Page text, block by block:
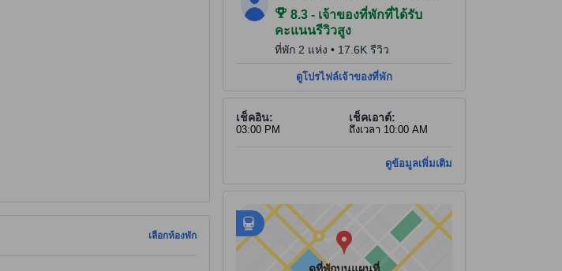
เลือกห้องพัก
8.3 - เจ้าของที่พักที่ได้รับ
คะแนนรีวิวสูง
ที่พัก 2 แห่ง • 17.6K รีวิว
ดูโปรไฟล์เจ้าของที่พัก
เช็คอิน:
03:00 PM
เช็คเอาต์:
ถึงเวลา 10:00 AM
ดูข้อมูลเพิ่มเติม
tooltip
อยู่ใกล้
Bus Stop 7055 Station - ระยะ 0.78 กม.
• สถานีรถไฟ Boston Road - ระยะ 0.95 กม.